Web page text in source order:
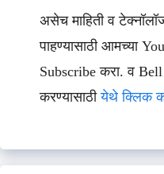
असेच माहिती व
पाहण्यासाठी आमच्या
Subscribe करा. व
करण्यासाठीयेथे क्लिक